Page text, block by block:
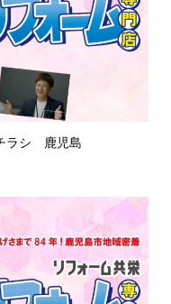
ラシ 鹿児島